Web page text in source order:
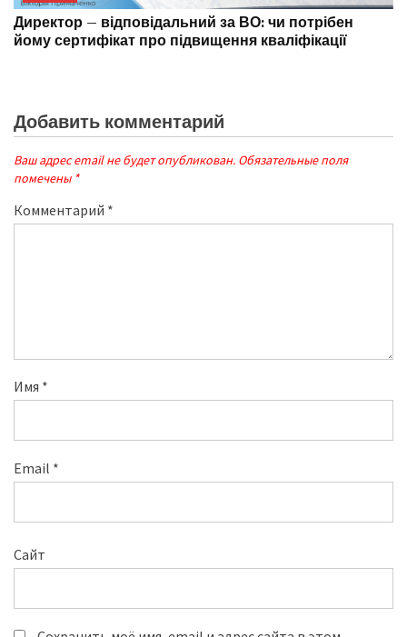
Директор – відповідальний за ВО: чи потрібен
йому сертифікат про підвищення кваліфікації
Добавить комментарий
Ваш адрес email не будет опубликован. Обязательные поля
помечены *
Комментарий *
Имя *
Email *
Сайт